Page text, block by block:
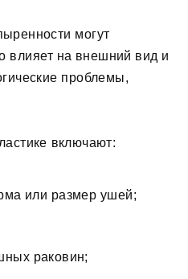
могут
влияет на внешний вид и
проблемы,
включают:
или размер ушей;
раковин;